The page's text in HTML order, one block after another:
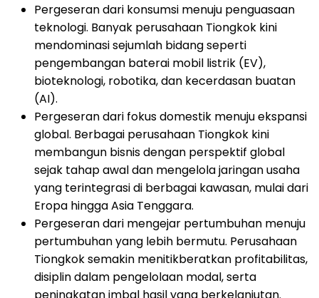
Pergeseran dari konsumsi menuju penguasaan
teknologi. Banyak perusahaan Tiongkok kini
mendominasi sejumlah bidang seperti
pengembangan baterai mobil listrik (EV),
bioteknologi, robotika, dan kecerdasan buatan
(AI).
Pergeseran dari fokus domestik menuju ekspansi
global. Berbagai perusahaan Tiongkok kini
membangun bisnis dengan perspektif global
sejak tahap awal dan mengelola jaringan usaha
yang terintegrasi di berbagai kawasan, mulai dari
Eropa hingga Asia Tenggara.
Pergeseran dari mengejar pertumbuhan menuju
pertumbuhan yang lebih bermutu. Perusahaan
Tiongkok semakin menitikberatkan profitabilitas,
disiplin dalam pengelolaan modal, serta
peningkatan imbal hasil yang berkelanjutan.